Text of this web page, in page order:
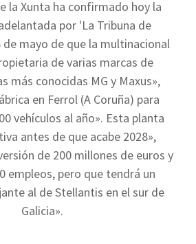
la Xunta ha confirmado hoy la
por 'La Tribuna de
mayo de que la multinacional
de varias marcas de
más conocidas MG y Maxus»,
en Ferrol (A Coruña) para
vehículos al año». Esta planta
antes de que acabe 2028»,
de 200 millones de euros y
empleos, pero que tendrá un
al de Stellantis en el sur de
Galicia».